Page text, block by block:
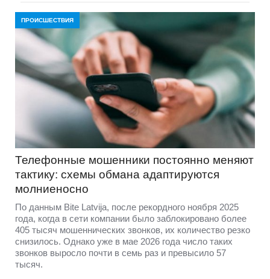
ПРОИСШЕСТВИЯ
Телефонные мошенники постоянно меняют
тактику: схемы обмана адаптируются
молниеносно
По данным Bite Latvija, после рекордного ноября 2025
года, когда в сети компании было заблокировано более
405 тысяч мошеннических звонков, их количество резко
снизилось. Однако уже в мае 2026 года число таких
звонков выросло почти в семь раз и превысило 57
тысяч.